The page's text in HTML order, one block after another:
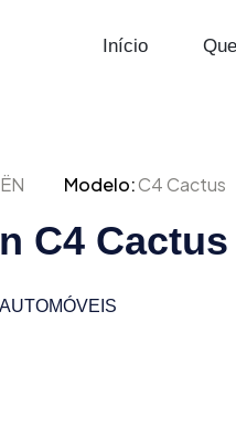
Início
Modelo:C4 Cactus
C4